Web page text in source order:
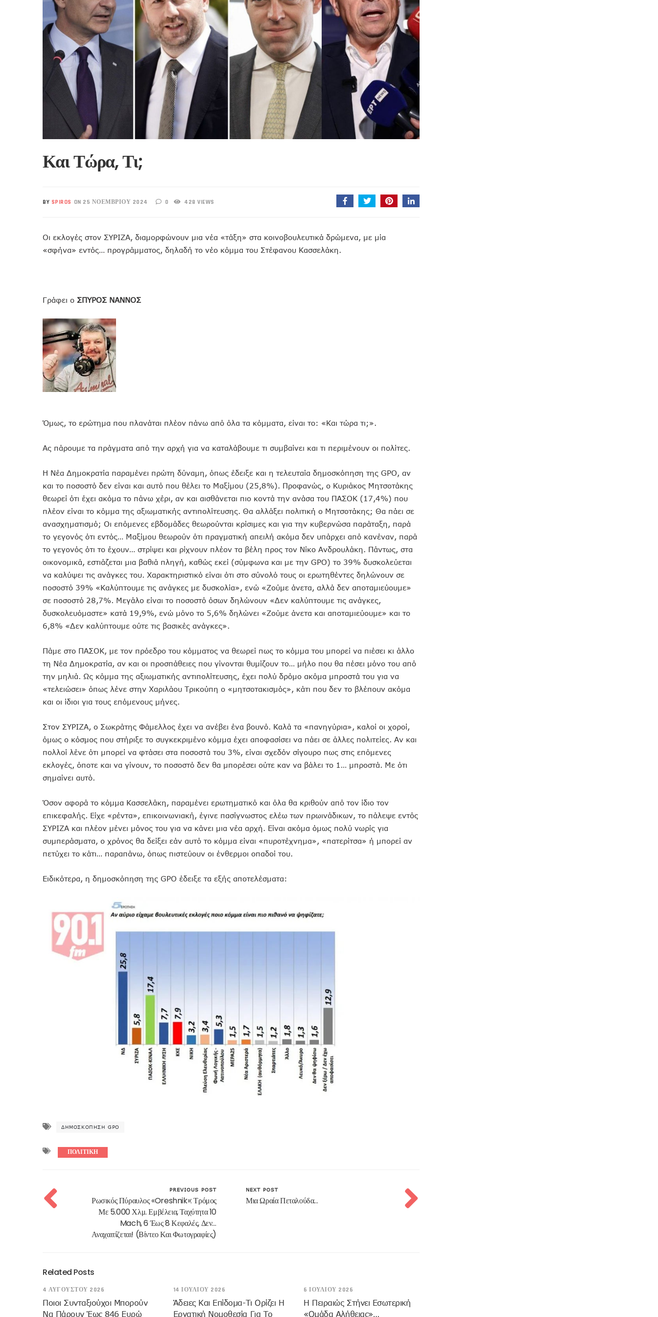
Και Τώρα, Τι;
BY SPIROS ON 25 ΝΟΕΜΒΡΊΟΥ 2024 0 428 VIEWS
Οι εκλογές στον ΣΥΡΙΖΑ, διαμορφώνουν μια νέα «τάξη» στα κοινοβουλευτικά δρώμενα, με μία
«σφήνα» εντός… προγράμματος, δηλαδή το νέο κόμμα του Στέφανου Κασσελάκη.
Γράφει ο ΣΠΥΡΟΣ ΝΑΝΝΟΣ
Όμως, το ερώτημα που πλανάται πλέον πάνω από όλα τα κόμματα, είναι το: «Και τώρα τι;».
Ας πάρουμε τα πράγματα από την αρχή για να καταλάβουμε τι συμβαίνει και τι περιμένουν οι πολίτες.
Η Νέα Δημοκρατία παραμένει πρώτη δύναμη, όπως έδειξε και η τελευταία δημοσκόπηση της GPO, αν
και το ποσοστό δεν είναι και αυτό που θέλει το Μαξίμου (25,8%). Προφανώς, ο Κυριάκος Μητσοτάκης
θεωρεί ότι έχει ακόμα το πάνω χέρι, αν και αισθάνεται πιο κοντά την ανάσα του ΠΑΣΟΚ (17,4%) που
πλέον είναι το κόμμα της αξιωματικής αντιπολίτευσης. Θα αλλάξει πολιτική ο Μητσοτάκης; Θα πάει σε
ανασχηματισμό; Οι επόμενες εβδομάδες θεωρούνται κρίσιμες και για την κυβερνώσα παράταξη, παρά
το γεγονός ότι εντός… Μαξίμου θεωρούν ότι πραγματική απειλή ακόμα δεν υπάρχει από κανέναν, παρά
το γεγονός ότι το έχουν… στρίψει και ρίχνουν πλέον τα βέλη προς τον Νίκο Ανδρουλάκη. Πάντως, στα
οικονομικά, εστιάζεται μια βαθιά πληγή, καθώς εκεί (σύμφωνα και με την GPO) το 39% δυσκολεύεται
να καλύψει τις ανάγκες του. Χαρακτηριστικό είναι ότι στο σύνολό τους οι ερωτηθέντες δηλώνουν σε
ποσοστό 39% «Καλύπτουμε τις ανάγκες με δυσκολία», ενώ «Ζούμε άνετα, αλλά δεν αποταμιεύουμε»
σε ποσοστό 28,7%. Μεγάλο είναι το ποσοστό όσων δηλώνουν «Δεν καλύπτουμε τις ανάγκες,
δυσκολευόμαστε» κατά 19,9%, ενώ μόνο το 5,6% δηλώνει «Ζούμε άνετα και αποταμιεύουμε» και το
6,8% «Δεν καλύπτουμε ούτε τις βασικές ανάγκες».
Πάμε στο ΠΑΣΟΚ, με τον πρόεδρο του κόμματος να θεωρεί πως το κόμμα του μπορεί να πιέσει κι άλλο
τη Νέα Δημοκρατία, αν και οι προσπάθειες που γίνονται θυμίζουν το… μήλο που θα πέσει μόνο του από
την μηλιά. Ως κόμμα της αξιωματικής αντιπολίτευσης, έχει πολύ δρόμο ακόμα μπροστά του για να
«τελειώσει» όπως λένε στην Χαριλάου Τρικούπη ο «μητσοτακισμός», κάτι που δεν το βλέπουν ακόμα
και οι ίδιοι για τους επόμενους μήνες.
Στον ΣΥΡΙΖΑ, ο Σωκράτης Φάμελλος έχει να ανέβει ένα βουνό. Καλά τα «πανηγύρια», καλοί οι χοροί,
όμως ο κόσμος που στήριξε το συγκεκριμένο κόμμα έχει αποφασίσει να πάει σε άλλες πολιτείες. Αν και
πολλοί λένε ότι μπορεί να φτάσει στα ποσοστά του 3%, είναι σχεδόν σίγουρο πως στις επόμενες
εκλογές, όποτε και να γίνουν, το ποσοστό δεν θα μπορέσει ούτε καν να βάλει το 1… μπροστά. Με ότι
σημαίνει αυτό.
Όσον αφορά το κόμμα Κασσελάκη, παραμένει ερωτηματικό και όλα θα κριθούν από τον ίδιο τον
επικεφαλής. Είχε «ρέντα», επικοινωνιακή, έγινε πασίγνωστος ελέω των πρωινάδικων, το πάλεψε εντός
ΣΥΡΙΖΑ και πλέον μένει μόνος του για να κάνει μια νέα αρχή. Είναι ακόμα όμως πολύ νωρίς για
συμπεράσματα, ο χρόνος θα δείξει εάν αυτό το κόμμα είναι «πυροτέχνημα», «πατερίτσα» ή μπορεί αν
πετύχει το κάτι… παραπάνω, όπως πιστεύουν οι ένθερμοι οπαδοί του.
Ειδικότερα, η δημοσκόπηση της GPO έδειξε τα εξής αποτελέσματα:
ΔΗΜΟΣΚΌΠΗΣΗ GPO
ΠΟΛΙΤΙΚΗ
PREVIOUS POST
Ρωσικός Πύραυλος «Oreshnik»: Τρόμος
Με 5.000 Χλμ. Εμβέλεια, Ταχύτητα 10
Mach, 6 Έως 8 Κεφαλές, Δεν…
Αναχαιτίζεται! (βίντεο Και Φωτογραφίες)
NEXT POST
Μια Ωραία Πεταλούδα…
Related Posts
4 ΑΥΓΟΎΣΤΟΥ 2026
Ποιοι Συνταξιούχοι Μπορούν
Να Πάρουν Έως 846 Ευρώ
14 ΙΟΥΛΊΟΥ 2026
Άδειες Και Επίδομα-Τι Ορίζει Η
Εργατική Νομοθεσία Για Το
6 ΙΟΥΛΊΟΥ 2026
Η Πειραιώς Στήνει Εσωτερική
«Ομάδα Αλήθειας»…